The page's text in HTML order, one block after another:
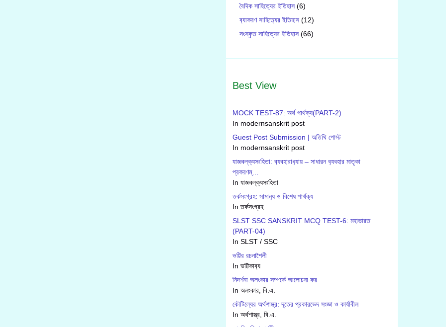
বৈদিক সাহিত্যের ইতিহাস (6)
ব‍্যাকরণ সাহিত‍্যের ইতিহাস (12)
সংস্কৃত সাহিত্যের ইতিহাস (66)
Best View
MOCK TEST-87: অর্থ পার্থক্য(PART-2)
In modernsanskrit post
Guest Post Submission | অতিথি পোস্ট
In modernsanskrit post
যাজ্ঞবল্ক‍্যসংহিতা: ব‍্যবহারাধ‍্যায় – সাধারন ব‍্যবহার মাতৃকা
প্রকরণম্…
In যাজ্ঞবল্ক‍্যসংহিতা
তর্কসংগ্রহ: সামান‍্য ও বিশেষ পার্থক‍্য
In তর্কসংগ্রহ
SLST SSC SANSKRIT MCQ TEST-6: মহাভারত
(PART-04)
In SLST / SSC
ভট্টির রচনাশৈলী
In ভট্টিকাব‍্য
নিদর্শনা অলংকার সম্পর্কে আলোচনা কর
In অলংকার, বি.এ.
কৌটিল্যের অর্থশাস্ত্র: দূতের প্রকারভেদ সংজ্ঞা ও কার্যাবীল
In অর্থশাস্ত্র, বি.এ.